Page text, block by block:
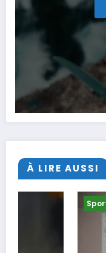
À LIRE AUSSI